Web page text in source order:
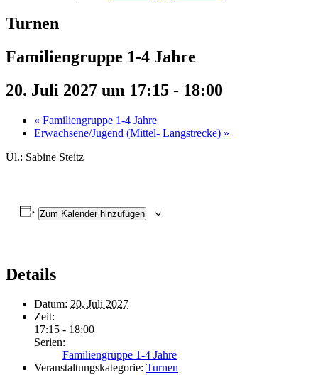
Turnen
Familiengruppe 1-4 Jahre
20. Juli 2027 um 17:15 - 18:00
« Familiengruppe 1-4 Jahre
Erwachsene/Jugend (Mittel- Langstrecke) »
Ül.: Sabine Steitz
Zum Kalender hinzufügen
Details
Datum: 20. Juli 2027
Zeit:
17:15 - 18:00
Serien:
Familiengruppe 1-4 Jahre
Veranstaltungskategorie: Turnen